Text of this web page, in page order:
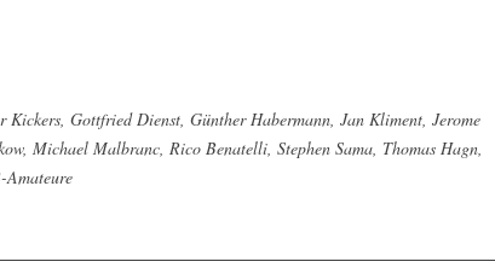
Kickers, Gottfried Dienst, Günther Habermann, Jan Kliment, Jerome
, Michael Malbranc, Rico Benatelli, Stephen Sama, Thomas Hagn,
Amateure